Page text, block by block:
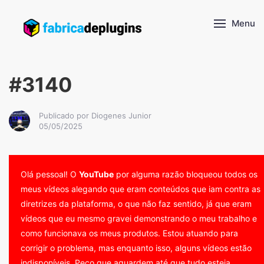
Menu
#3140
Publicado por Diogenes Junior
05/05/2025
Olá pessoal! O YouTube por alguma razão bloqueou todos os
meus vídeos alegando que eram conteúdos que iam contra as
diretrizes da plataforma, o que não faz sentido, já que eram
vídeos que eu mesmo gravei demonstrando o meu trabalho e
como funcionava os meus produtos. Estou atuando para
corrigir o problema, mas enquanto isso, alguns vídeos estão